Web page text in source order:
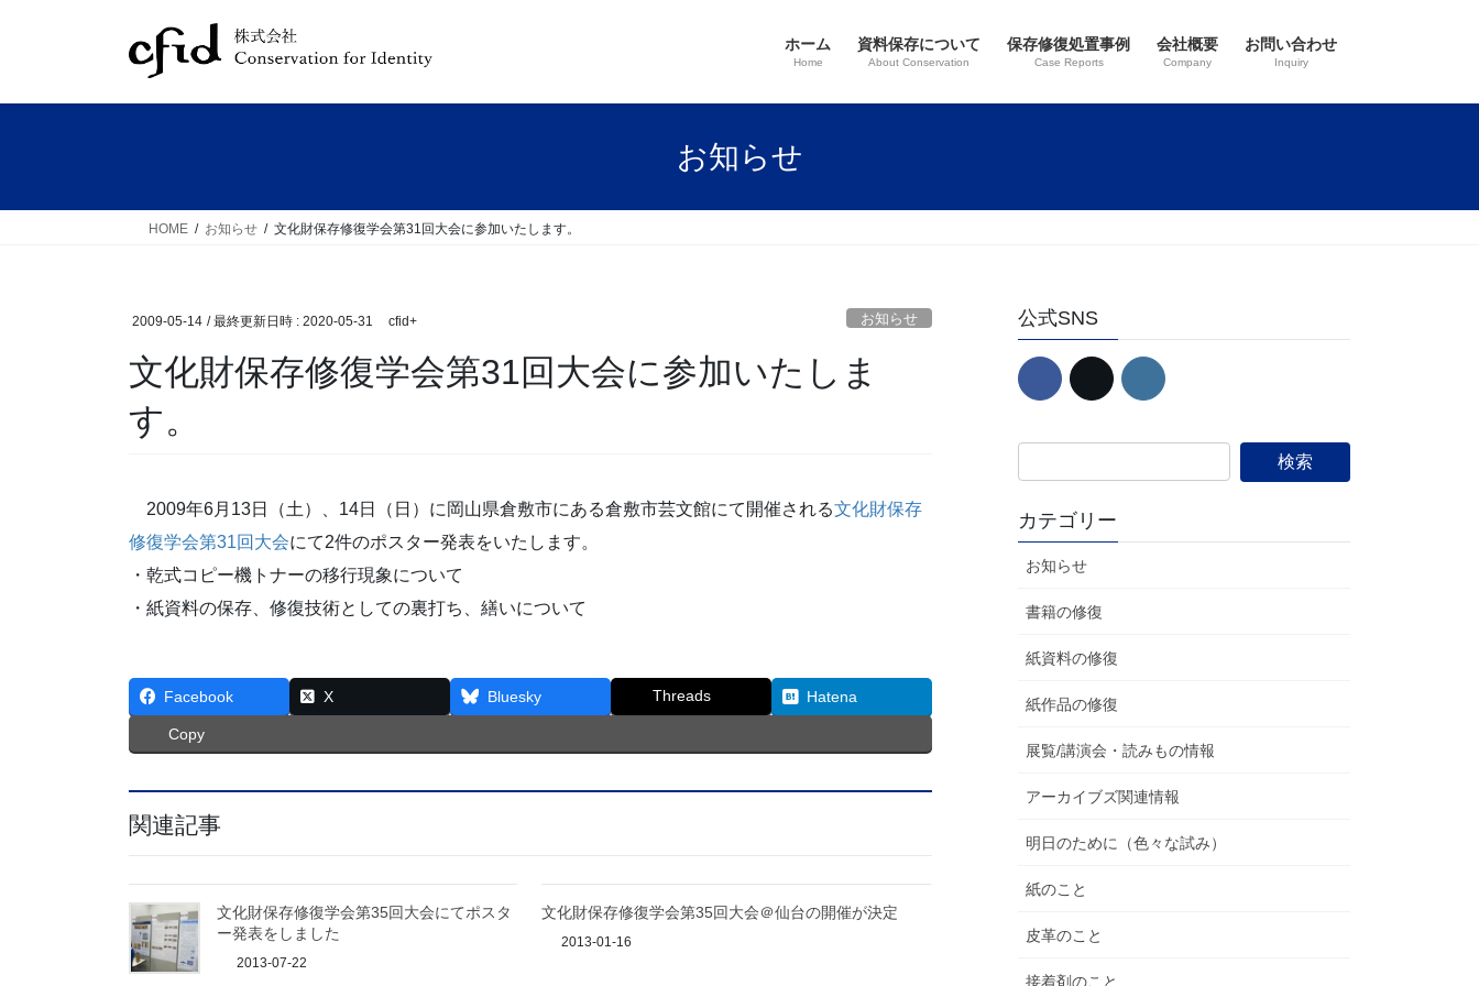
ホーム
Home
資料保存について
About Conservation
保存修復処置事例
Case Reports
会社概要
Company
お問い合わせ
Inquiry
お知らせ
HOME お知らせ 文化財保存修復学会第31回大会に参加いたします。
2009-05-14 / 最終更新日時 : 2020-05-31 cfid+ お知らせ
文化財保存修復学会第31回大会に参加いたしま
す。
2009年6月13日（土）、14日（日）に岡山県倉敷市にある倉敷市芸文館にて開催される文化財保存
修復学会第31回大会にて2件のポスター発表をいたします。
・乾式コピー機トナーの移行現象について
・紙資料の保存、修復技術としての裏打ち、繕いについて
Facebook X Bluesky Threads Hatena
Copy
関連記事
文化財保存修復学会第35回大会にてポスタ
ー発表をしました
2013-07-22
文化財保存修復学会第35回大会＠仙台の開催が決定
2013-01-16
公式SNS
カテゴリー
お知らせ
書籍の修復
紙資料の修復
紙作品の修復
展覧/講演会・読みもの情報
アーカイブズ関連情報
明日のために（色々な試み）
紙のこと
皮革のこと
接着剤のこと